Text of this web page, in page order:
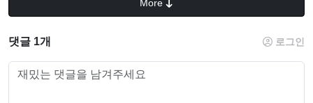
More
댓글 1개 로그인